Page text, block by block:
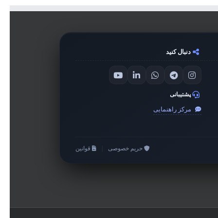
دنبال کنید
پشتیبانی
مرکز راهنمایی
حریم خصوصی قوانین